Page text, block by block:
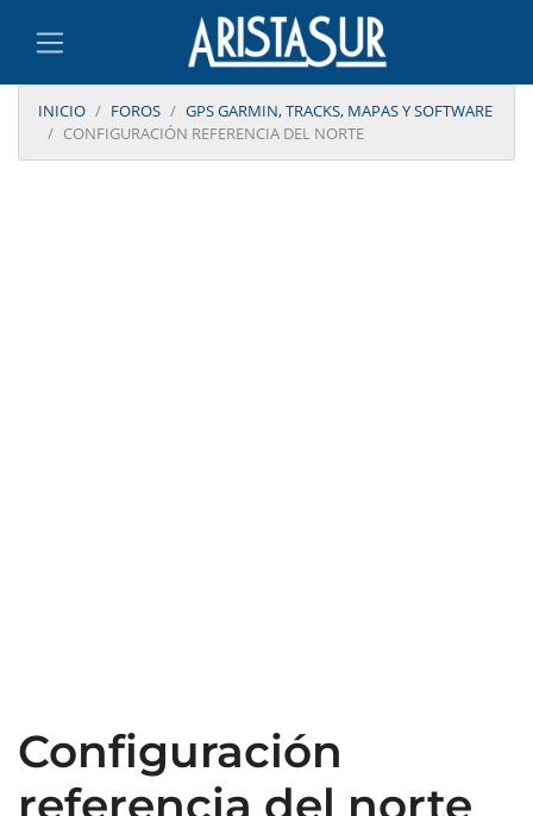
INICIO FOROS
GPS GARMIN, TRACKS, MAPAS Y SOFTWARE
CONFIGURACIÓN REFERENCIA DEL NORTE
Configuración
referencia del norte